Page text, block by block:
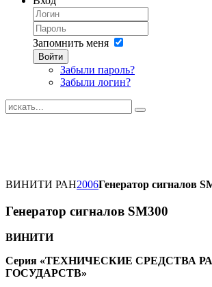
Запомнить меня
Войти
Забыли пароль?
Забыли логин?
ВИНИТИ РАН2006Генератор сигналов
Генератор сигналов SM300
ВИНИТИ
Серия «ТЕХНИЧЕСКИЕ СРЕДСТВА
ГОСУДАРСТВ»